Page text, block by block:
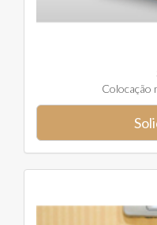
Colocação